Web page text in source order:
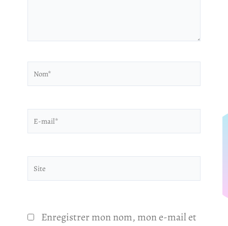
Nom*
E-
mail*
Site
Enregistrer mon nom, mon e-mail et